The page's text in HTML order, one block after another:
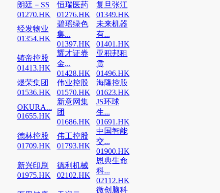
朗廷－SS
01270.HK
恒瑞医药
01276.HK
复旦张江
01349.HK
经发物业
01354.HK
碧瑶绿色
集...
01397.HK
未来机器
有...
01401.HK
铸帝控股
01413.HK
耀才证券
金...
01428.HK
亚积邦租
赁
01496.HK
煜荣集团
01536.HK
伟业控股
01570.HK
海隆控股
01623.HK
OKURA...
01655.HK
新意网集
团
01686.HK
JS环球
生...
01691.HK
德林控股
01709.HK
伟工控股
01793.HK
中国智能
交...
01900.HK
新兴印刷
01975.HK
德利机械
02102.HK
恩典生命
科...
02112.HK
微创脑科